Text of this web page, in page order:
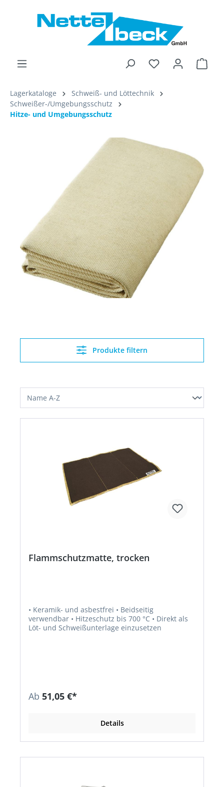
Lagerkataloge
Schweiß- und Löttechnik
Schweißer-/Umgebungsschutz
Hitze- und Umgebungsschutz
Produkte filtern
Flammschutzmatte, trocken
• Keramik- und asbestfrei • Beidseitig
verwendbar • Hitzeschutz bis 700 °C • Direkt als
Löt- und Schweißunterlage einzusetzen
Ab 51,05 €*
Details